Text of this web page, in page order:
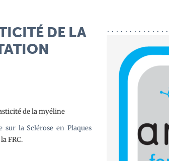
DE LA
de la myéline
sur la Sclérose en Plaques
FRC.